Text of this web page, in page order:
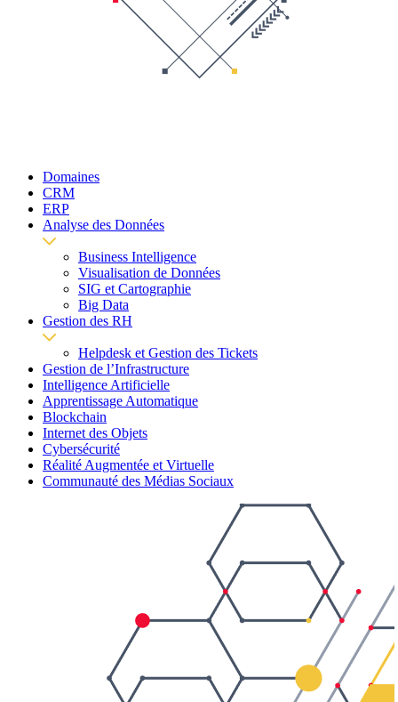
Domaines
CRM
ERP
Analyse des Données
Business Intelligence
Visualisation de Données
SIG et Cartographie
Big Data
Gestion des RH
Helpdesk et Gestion des Tickets
Gestion de l’Infrastructure
Intelligence Artificielle
Apprentissage Automatique
Blockchain
Internet des Objets
Cybersécurité
Réalité Augmentée et Virtuelle
Communauté des Médias Sociaux